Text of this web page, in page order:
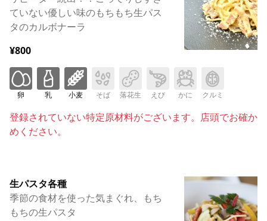
ていない優しい味のもちもち生パス
タのカルボナーラ
¥800
卵 乳 小麦 そば 落花生 えび かに クルミ
登録されていない特定原材料がございます。店頭でお確か
めください。
生パスタ各種
季節の食材を使った気まぐれ、もち
もちの生パスタ